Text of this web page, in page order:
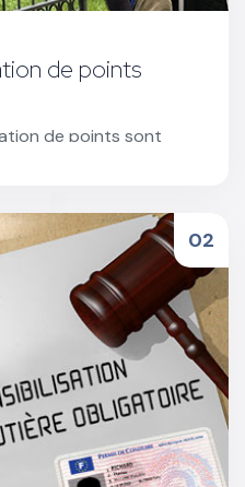
de points
de points sont